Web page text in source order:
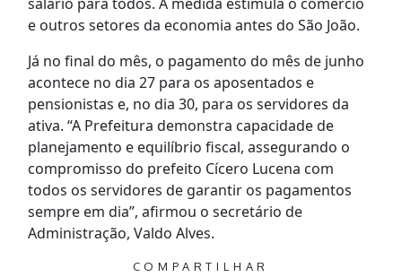
e outros setores da economia antes do São João.
Já no final do mês, o pagamento do mês de junho
acontece no dia 27 para os aposentados e
pensionistas e, no dia 30, para os servidores da
ativa. “A Prefeitura demonstra capacidade de
planejamento e equilíbrio fiscal, assegurando o
compromisso do prefeito Cícero Lucena com
todos os servidores de garantir os pagamentos
sempre em dia”, afirmou o secretário de
Administração, Valdo Alves.
COMPARTILHAR